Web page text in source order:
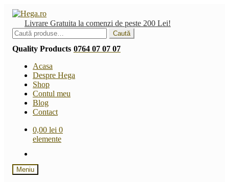
Sari
navigare
Sari
conținut
Livrare Gratuita la comenzi de peste 200 Lei!
Caută
după:
Caută
Quality Products 0764 07 07 07
Acasa
Despre Hega
Shop
Contul meu
Blog
Contact
0,00 lei 0
elemente
Meniu